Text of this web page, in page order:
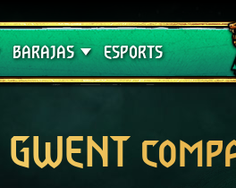
BARAJAS
Guías de barajas
ESPORTS